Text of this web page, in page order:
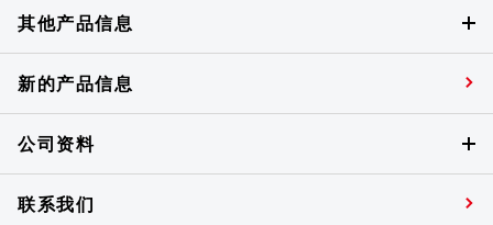
其他产品信息
新的产品信息
公司资料
联系我们